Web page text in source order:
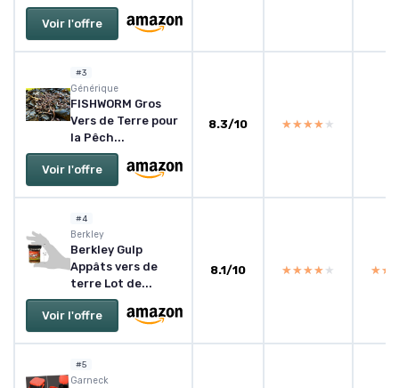
Voir l'offre
#3
Générique
FISHWORM Gros
Vers de Terre pour
la Pêch...
Voir l'offre
8.3/10 ★★★★★
★★★★★
#4
Berkley
Berkley Gulp
Appâts vers de
terre Lot de...
Voir l'offre
8.1/10 ★★★★★
★★★★★
#5
Garneck